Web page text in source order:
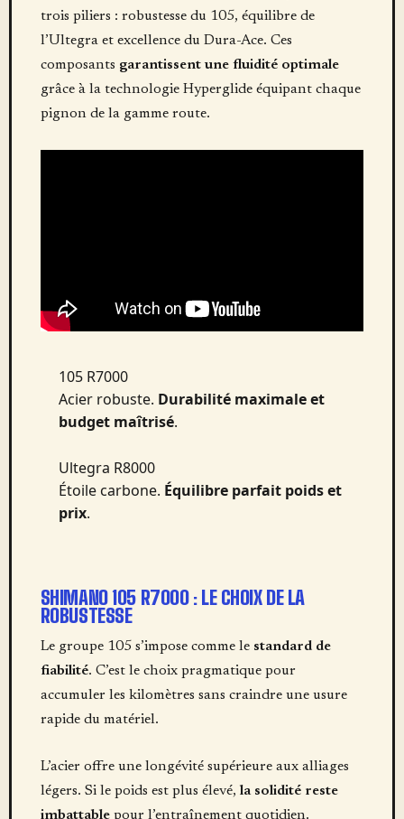
trois piliers : robustesse du 105, équilibre de
l’Ultegra et excellence du Dura-Ace. Ces
composants garantissent une fluidité optimale
grâce à la technologie Hyperglide équipant chaque
pignon de la gamme route.
105 R7000
Acier robuste. Durabilité maximale et
budget maîtrisé.
Ultegra R8000
Étoile carbone. Équilibre parfait poids et
prix.
SHIMANO 105 R7000 : LE CHOIX DE LA
ROBUSTESSE
Le groupe 105 s’impose comme le standard de
fiabilité. C’est le choix pragmatique pour
accumuler les kilomètres sans craindre une usure
rapide du matériel.
L’acier offre une longévité supérieure aux alliages
légers. Si le poids est plus élevé, la solidité reste
imbattablepour l’entraînement quotidien.